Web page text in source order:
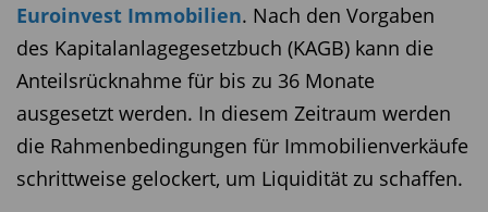
Euroinvest Immobilien. Nach den Vorgaben
des Kapitalanlagegesetzbuch (KAGB) kann die
Anteilsrücknahme für bis zu 36 Monate
ausgesetzt werden. In diesem Zeitraum werden
die Rahmenbedingungen für Immobilienverkäufe
schrittweise gelockert, um Liquidität zu schaffen.